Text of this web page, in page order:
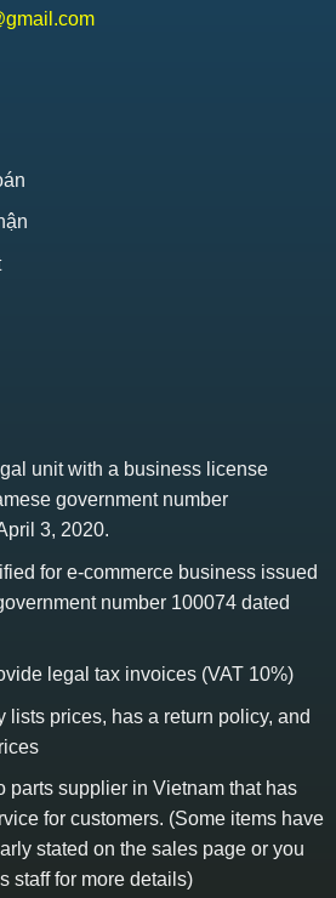
unit with a business license
government number
3, 2020.
for e-commerce business issued
number 100074 dated
legal tax invoices (VAT 10%)
lists prices, has a return policy, and
parts supplier in Vietnam that has
for customers. (Some items have
stated on the sales page or you
staff for more details)